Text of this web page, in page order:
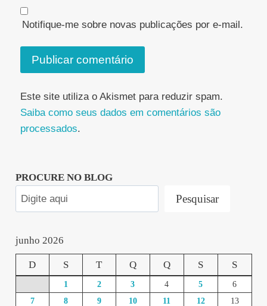
Notifique-me sobre novas publicações por e-mail.
Este site utiliza o Akismet para reduzir spam.
Saiba como seus dados em comentários são
processados.
PROCURE NO BLOG
Pesquisar
junho 2026
D S T Q Q S S
1 2 3 4 5
6
7
8 9 10 11 12
13